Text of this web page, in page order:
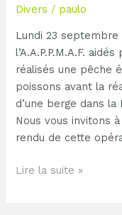
Divers / paulo
Lundi 23 septembre
l’A.A.P.P.M.A.F.
réalisés une pêche
poissons avant la
d’une berge dans
Nous vous invitons
rendu de cette
Lire la suite »